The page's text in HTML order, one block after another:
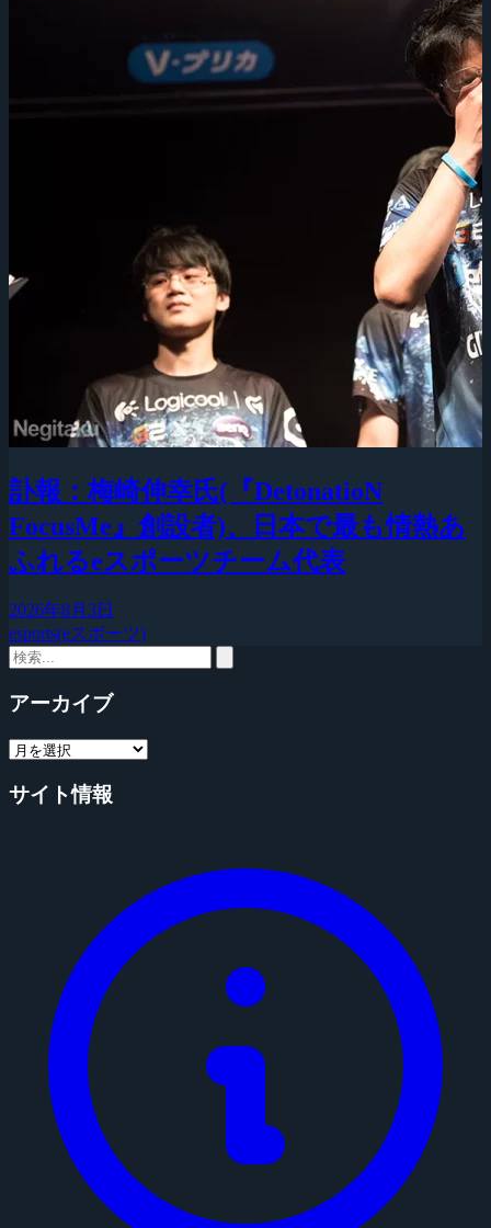
訃報：梅崎伸幸氏(『DetonatioN
FocusMe』創設者)、日本で最も情熱あ
ふれるeスポーツチーム代表
2026年8月3日
esports(eスポーツ)
アーカイブ
サイト情報